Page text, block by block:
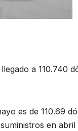
a 110.740
es de 110.69
en